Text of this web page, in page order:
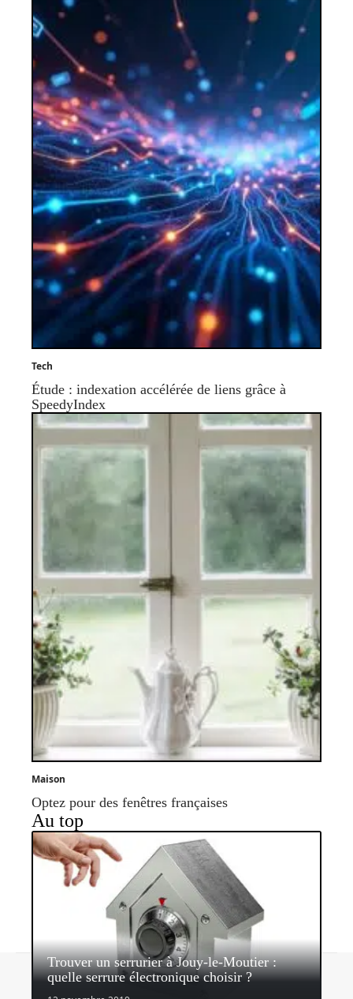
Tech
Étude : indexation accélérée de liens grâce à
SpeedyIndex
Maison
Optez pour des fenêtres françaises
Au top
Trouver un serrurier à Jouy-le-Moutier :
quelle serrure électronique choisir ?
Contact Mentions légales Sitemap